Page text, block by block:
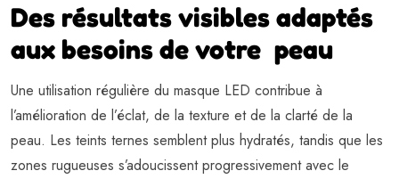
Des résultats visibles adaptés
aux besoins de votre peau
Une utilisation régulière du masque LED contribue à
l’amélioration de l’éclat, de la texture et de la clarté de la
peau. Les teints ternes semblent plus hydratés, tandis que les
zones rugueuses s’adoucissent progressivement avec le